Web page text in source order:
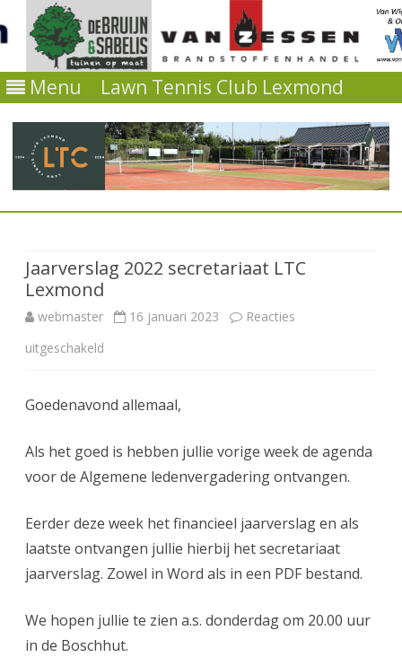
Menu Lawn Tennis Club Lexmond
de
inhoud
Jaarverslag 2022 secretariaat LTC
Lexmond
webmaster 16 januari 2023
Reacties
uitgeschakeld
2022
LTC
Goedenavond allemaal,
Als het goed is hebben jullie vorige week de agenda
voor de Algemene ledenvergadering ontvangen.
Eerder deze week het financieel jaarverslag en als
laatste ontvangen jullie hierbij het secretariaat
jaarverslag. Zowel in Word als in een PDF bestand.
We hopen jullie te zien a.s. donderdag om 20.00 uur
in de Boschhut.